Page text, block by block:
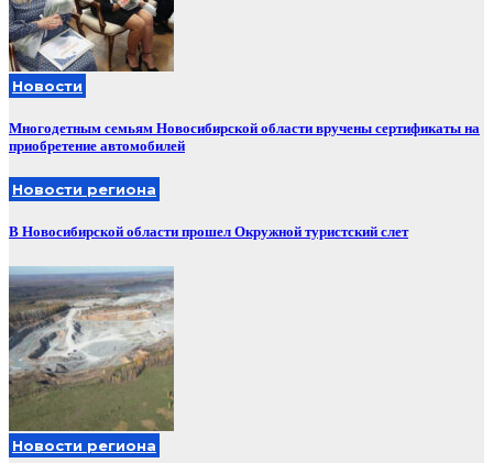
Новости
Многодетным семьям Новосибирской области вручены сертификаты на
приобретение автомобилей
Новости региона
В Новосибирской области прошел Окружной туристский слет
Новости региона